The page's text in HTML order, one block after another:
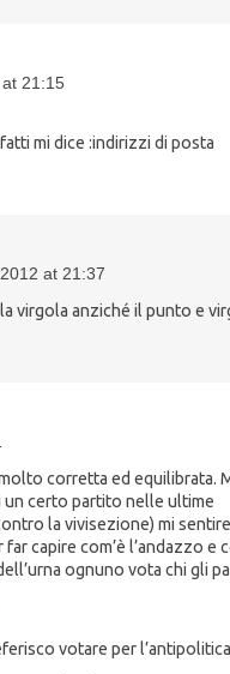
21:15
mi dice :indirizzi di posta
at 21:37
virgola anziché il punto e
corretta ed equilibrata.
un certo partito nelle ultime
la vivisezione) mi
capire com’è l’andazzo e
ognuno vota chi gli
votare per